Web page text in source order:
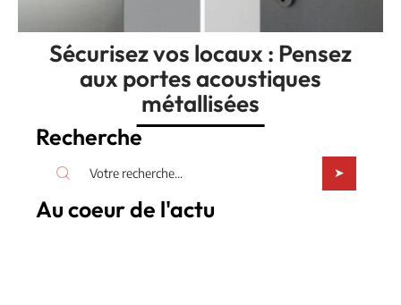
Sécurisez vos locaux : Pensez
aux portes acoustiques
métallisées
Recherche
Au coeur de l'actu